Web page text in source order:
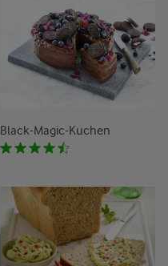
Black-Magic-Kuchen